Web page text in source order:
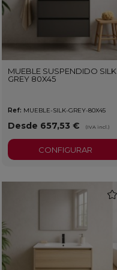
MUEBLE SUSPENDIDO SILK
GREY 80X45
Ref: MUEBLE-SILK-GREY-80X45
Desde 657,53 € (IVA incl.)
CONFIGURAR